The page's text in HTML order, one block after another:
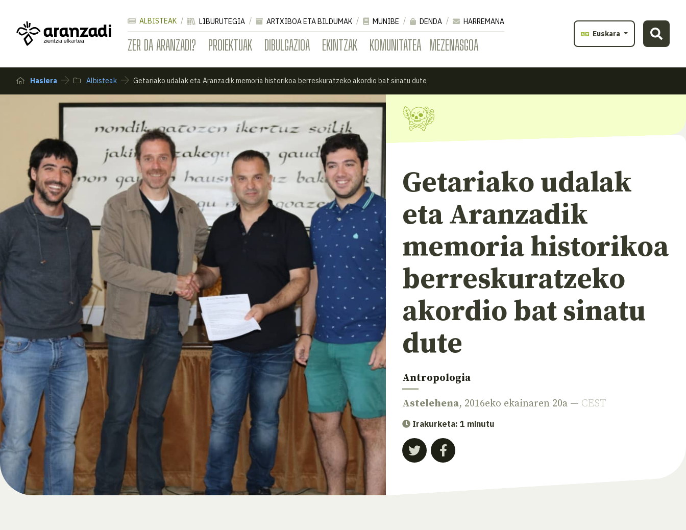
ZER DA ARANZADI? PROIEKTUAK DIBULGAZIOA EKINTZAK KOMUNITATEA MEZENASGOA
ALBISTEAK LIBURUTEGIA ARTXIBOA ETA BILDUMAK MUNIBE DENDA
HARREMANA
Euskara
Hasiera Albisteak Getariako udalak eta Aranzadik memoria historikoa berreskuratzeko akordio bat sinatu dute
Getariako udalak
eta Aranzadik
memoria historikoa
berreskuratzeko
akordio bat sinatu
dute
Antropologia
Astelehena, 2016eko ekainaren 20a — CEST
Irakurketa: 1 minutu